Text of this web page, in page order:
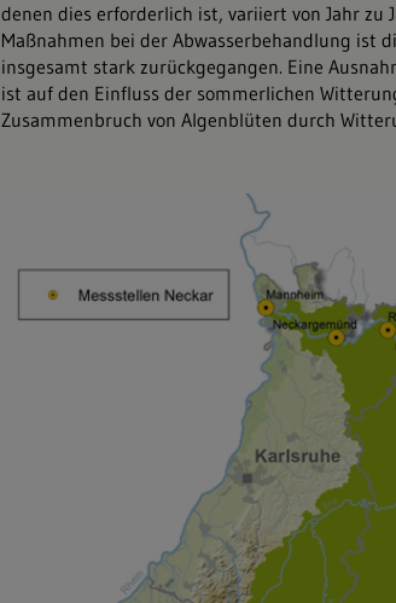
denen dies erforderlich ist, variiert von Jahr zu
Maßnahmen bei der Abwasserbehandlung ist
insgesamt stark zurückgegangen. Eine
ist auf den Einfluss der sommerlichen
Zusammenbruch von Algenblüten durch